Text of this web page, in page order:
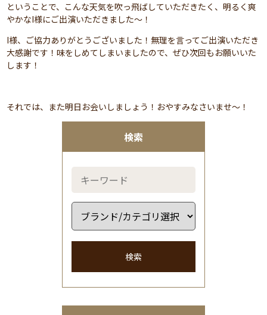
検索
検索
ということで、こんな天気を吹っ飛ばしていただきたく、明るく爽
やかなI様にご出演いただきました～！
I様、ご協力ありがとうございました！無理を言ってご出演いただき
大感謝です！味をしめてしまいましたので、ぜひ次回もお願いいた
します！
それでは、また明日お会いしましょう！おやすみなさいませ～！